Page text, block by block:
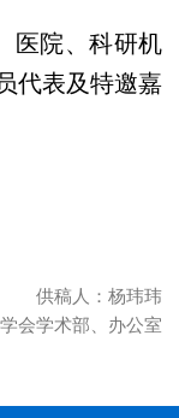
院、科研机
代表及特邀嘉
供稿人：杨玮玮
会学术部、办公室